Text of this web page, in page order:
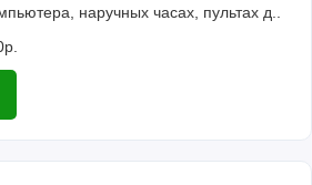
наручных часах, пультах д..